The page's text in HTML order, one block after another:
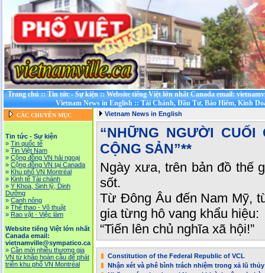
Trang chủ::Tin tức - Sự kiện::Website tiếng Việt lớn nhất Canada email:
Vietnam News in English::Tài Chánh, Đầu Tư, Bảo Hiểm, Kinh
CÁC CHUYÊN MỤC
Tin tức - Sự kiện
» Tin quốc tế
» Tin Việt Nam
» Cộng đồng VN hải ngoại
» Cộng đồng VN tại Canada
» Khu phố VN Montréal
» Kinh tế Tài chánh
» Y Khoa, Sinh lý, Dinh
Dưỡng
» Canh nông
» Thể thao - Võ thuật
» Rao vặt - Việc làm
Website tiếng Việt lớn nhất
Canada email:
vietnamville@sympatico.ca
» Cần mời nhiều thương gia
VN từ khắp hoàn cầu để phát
triễn khu phố VN Montréal
Vietnam News in English
“NHỮNG NGƯỜI
CỘNG SẢN”**
Ngày xưa, trên bản đồ thế
sốt.
Từ Đông Âu đến Nam Mỹ,
gia từng hô vang khẩu hiệu:
“Tiến lên chủ nghĩa xã hội!”
Constitution of the Federal Republic of VCL
Nhận xét và phê bình trách nhiệm trong xả lũ